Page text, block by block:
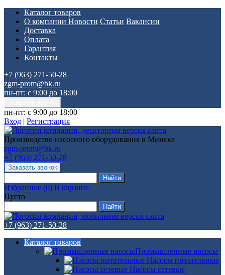
Каталог товаров
О компании Новости Статьи Вакансии
Доставка
Оплата
Гарантия
Контакты
+7 (963) 271-50-28
zgm-prom@bk.ru
пн-пт: с 9:00 до 18:00
пн-пт: с 9:00 до 18:00
Вход | Регистрация
Производство насосного оборудования в Минске
zgm-prom@bk.ru
+7 (963) 271-50-28
Избранное (0) В корзине
Пусто
+7 (963) 271-50-28
Каталог товаров
Промышленные насосы
Насосы питательные
Насосы сетевые